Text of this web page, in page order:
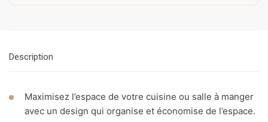
Description
Maximisez l’espace de votre cuisine ou salle à manger
avec un design qui organise et économise de l’espace.